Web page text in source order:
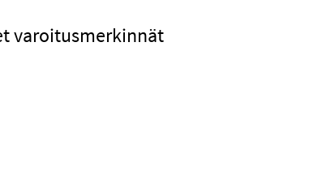
varoitusmerkinnät